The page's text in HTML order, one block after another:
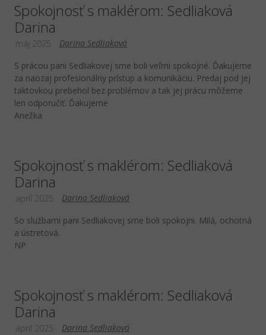
Spokojnosť s maklérom: Sedliaková
Darina
Darina Sedliaková
máj 2025
S prácou pani Sedliakovej sme boli veľmi spokojné. Ďakujeme
za naozaj profesionálny prístup a komunikáciu. Predaj pod jej
taktovkou prebehol bez problémov a tak jej prácu môžeme
len odporučiť. Ďakujeme
Anežka
Spokojnosť s maklérom: Sedliaková
Darina
Darina Sedliaková
apríl 2025
So službami pani Sedliakovej sme boli spokojni. Milá, ochotná
a ústretová.
NP
Spokojnosť s maklérom: Sedliaková
Darina
Darina Sedliaková
apríl 2025